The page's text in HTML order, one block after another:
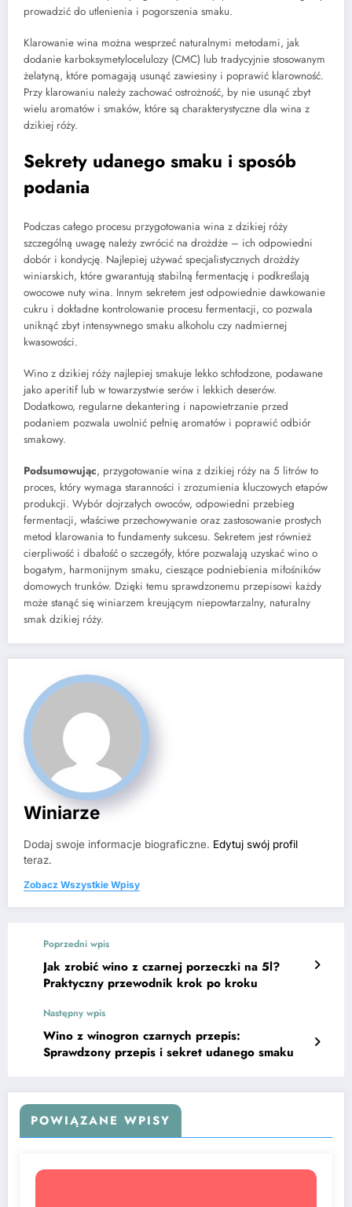
prowadzić do utlenienia i pogorszenia smaku.
Klarowanie wina można wesprzeć naturalnymi metodami, jak
dodanie karboksymetylocelulozy (CMC) lub tradycyjnie stosowanym
żelatyną, które pomagają usunąć zawiesiny i poprawić klarowność.
Przy klarowaniu należy zachować ostrożność, by nie usunąć zbyt
wielu aromatów i smaków, które są charakterystyczne dla wina z
dzikiej róży.
Sekrety udanego smaku i sposób
podania
Podczas całego procesu przygotowania wina z dzikiej róży
szczególną uwagę należy zwrócić na drożdże – ich odpowiedni
dobór i kondycję. Najlepiej używać specjalistycznych drożdży
winiarskich, które gwarantują stabilną fermentację i podkreślają
owocowe nuty wina. Innym sekretem jest odpowiednie dawkowanie
cukru i dokładne kontrolowanie procesu fermentacji, co pozwala
uniknąć zbyt intensywnego smaku alkoholu czy nadmiernej
kwasowości.
Wino z dzikiej róży najlepiej smakuje lekko schłodzone, podawane
jako aperitif lub w towarzystwie serów i lekkich deserów.
Dodatkowo, regularne dekantering i napowietrzanie przed
podaniem pozwala uwolnić pełnię aromatów i poprawić odbiór
smakowy.
Podsumowując, przygotowanie wina z dzikiej róży na 5 litrów to
proces, który wymaga staranności i zrozumienia kluczowych etapów
produkcji. Wybór dojrzałych owoców, odpowiedni przebieg
fermentacji, właściwe przechowywanie oraz zastosowanie prostych
metod klarowania to fundamenty sukcesu. Sekretem jest również
cierpliwość i dbałość o szczegóły, które pozwalają uzyskać wino o
bogatym, harmonijnym smaku, cieszące podniebienia miłośników
domowych trunków. Dzięki temu sprawdzonemu przepisowi każdy
może stanąć się winiarzem kreującym niepowtarzalny, naturalny
smak dzikiej róży.
Winiarze
Dodaj swoje informacje biograficzne. Edytuj swój profil
teraz.
Zobacz Wszystkie Wpisy
Poprzedni wpis
Jak zrobić wino z czarnej porzeczki na 5l?
Praktyczny przewodnik krok po kroku
Następny wpis
Wino z winogron czarnych przepis:
Sprawdzony przepis i sekret udanego smaku
POWIĄZANE WPISY